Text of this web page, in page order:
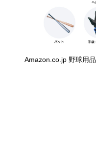
Amazon.co.jp 野球用品